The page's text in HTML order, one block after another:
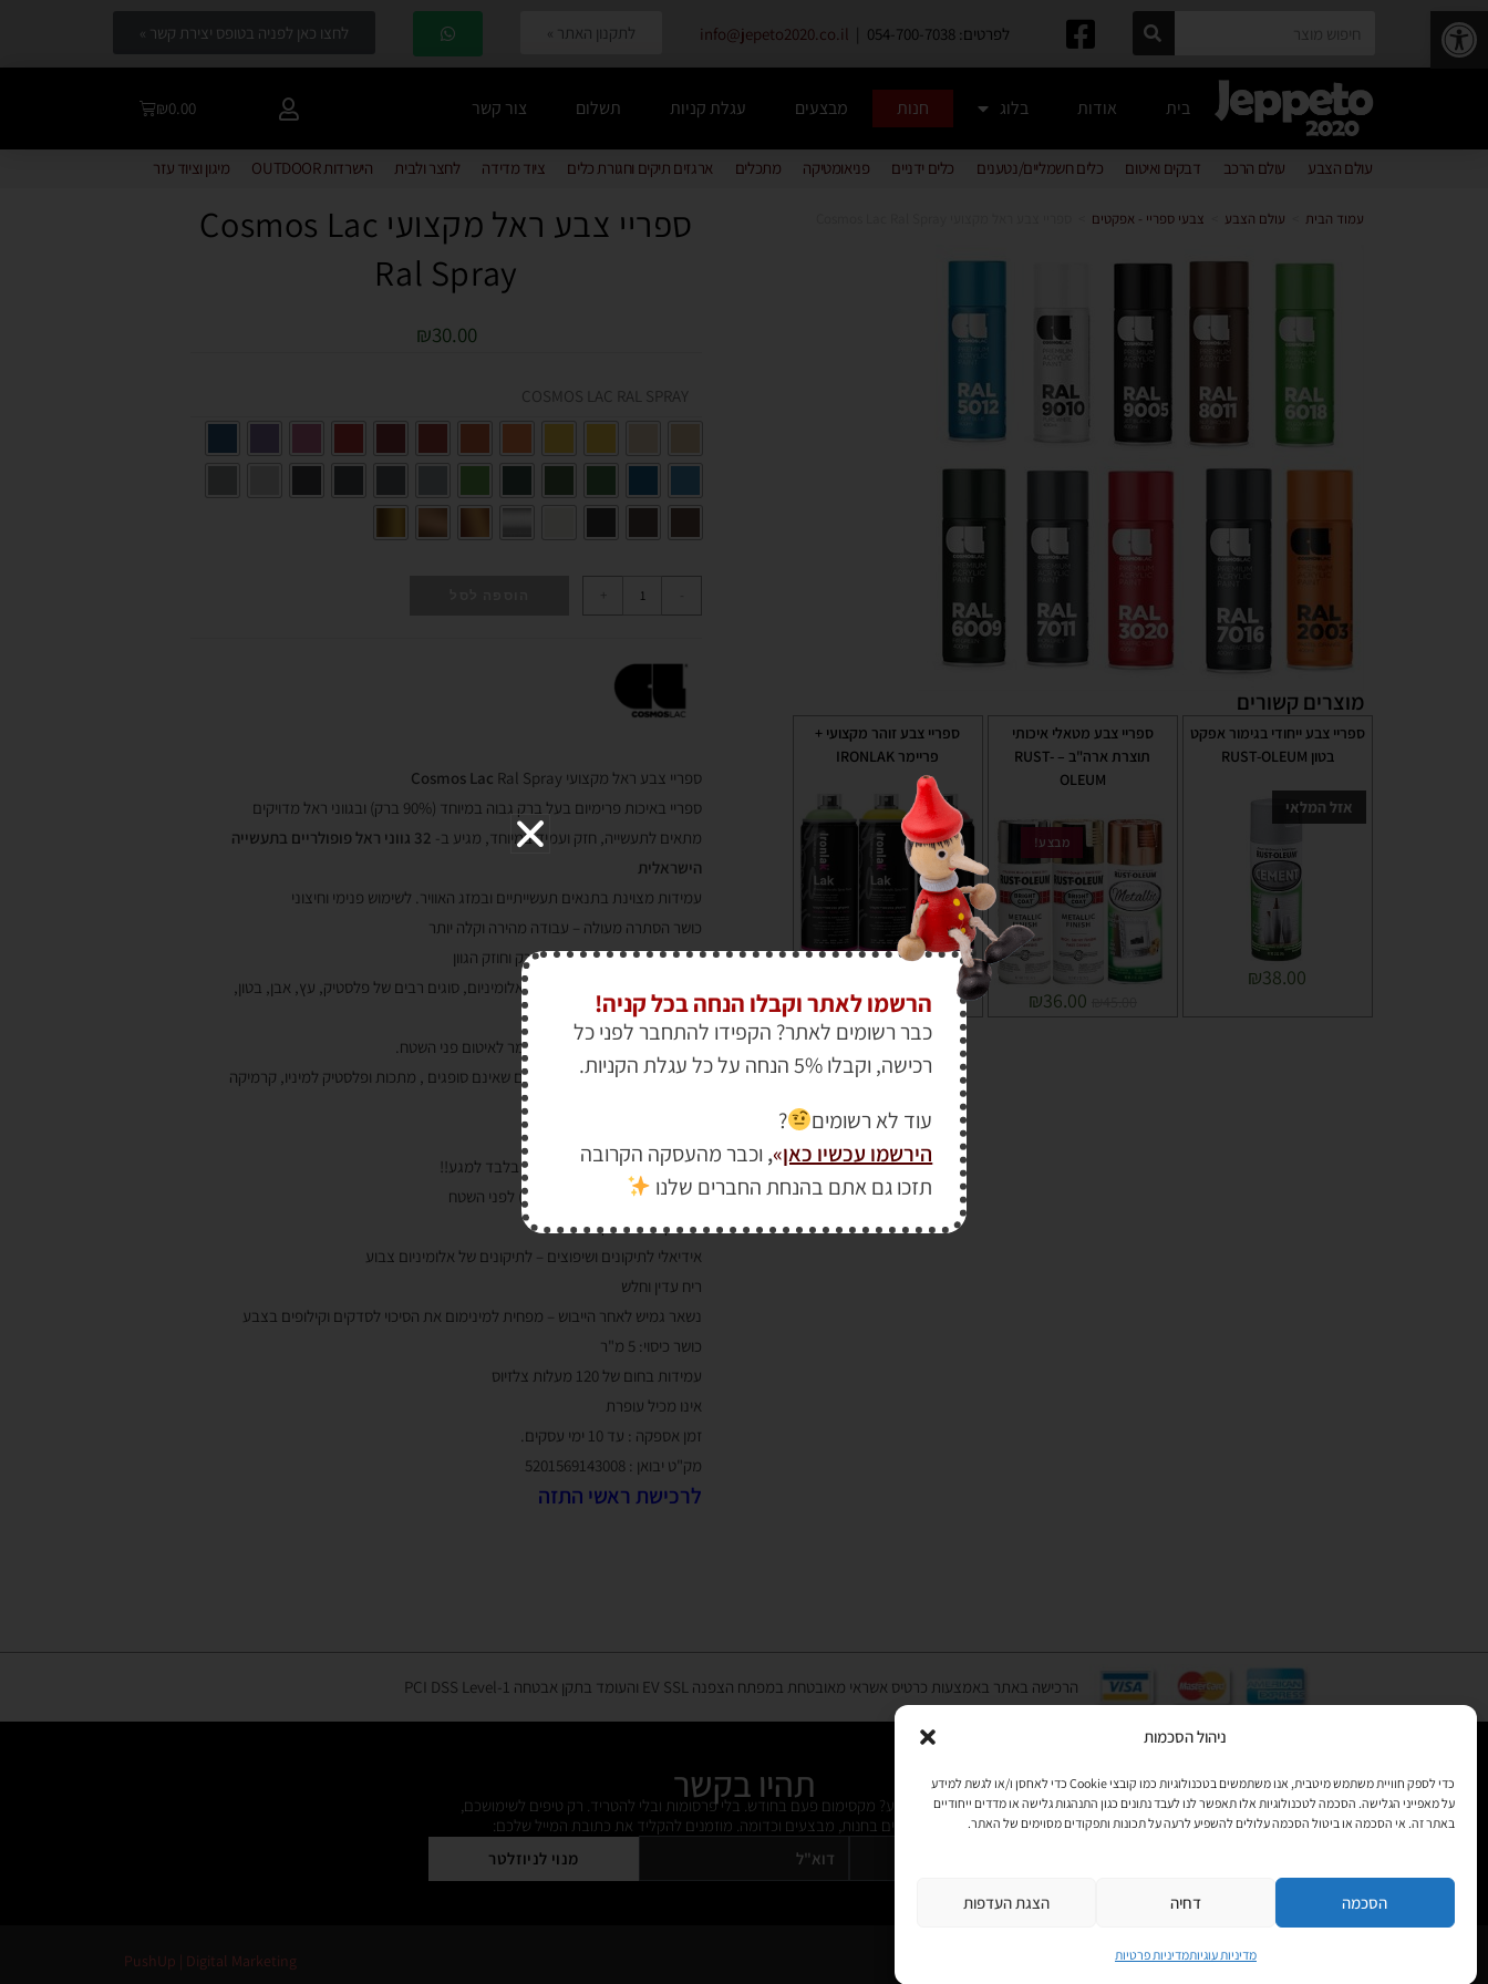
פתח סרגל נגישות
ניהול הסכמות
כדי לספק חוויית משתמש מיטבית, אנו משתמשים בטכנולוגיות כמו קובצי Cookie כדי לאחסן ו/או לגשת למידע
על מאפייני הגלישה. הסכמה לטכנולוגיות אלו תאפשר לנו לעבד נתונים כגון התנהגות גלישה או מדדים ייחודיים
באתר זה. אי הסכמה או ביטול הסכמה עלולים להשפיע לרעה על תכונות ותפקודים מסוימים של האתר.
הסכמה דחיה הצגת העדפות
מדיניות עוגיותמדיניות פרטיות
לפרטים: 054-700-7038 | info@jepeto2020.co.il לתקנון האתר » לחצו כאן לפניה בטופס יצירת קשר »
בית אודות בלוג חנות מבצעים עגלת קניות תשלום צור קשר ₪0.00
עולם הצבע עולם הרכב דבקים ואיטום כלים חשמליים/נטענים כלים ידניים פניאומטיקה מתכלים ארגזים תיקים וחגורת כלים ציוד מדידה לחצר ולבית הישרדות OUTDOOR מיגון וציוד עזר
עמוד הבית עולם הצבע צבעי ספריי - אפקטים
מוצרים קשורים
ספריי צבע ייחודי בגימור אפקט
בטון RUST-OLEUM
אזל המלאי
₪38.00
ספריי צבע מטאלי איכותי
תוצרת ארה"ב – RUST-
OLEUM
מבצע!
₪36.00
ספריי צבע זוהר מקצועי +
פריימר IRONLAK
ספריי צבע ראל מקצועי Cosmos Lac
Ral Spray
₪30.00
COSMOS LAC RAL SPRAY
+
ספריי צבע ראל מקצועי Cosmos Lac Ral Spray
ספריי באיכות פרימיום בעל ברק גבוה במיוחד (90% ברק) ובגווני ראל מדויקים
מתאים לתעשייה, חזק ועמיד במיוחד, מגיע ב-
32 גווני ראל פופולריים בתעשייה
הישראלית
עמידות מצוינת בתנאים תעשייתיים ובמזג האוויר. לשימוש פנימי וחיצוני
כושר הסתרה מעולה – עבודה מהירה וקלה יותר
שומר היטב ולאורך זמן על הברק וחוזק הגוון
מתאים לכל פני שטח: מתכות, אלומיניום, סוגים רבים של פלסטיק, עץ, אבן, בטון,
קרמיקה, זכוכית ועוד…
על פני שטח סופגים נדרש פריימר לאיטום פני השטח.
ללא צורך בפריימר (על משטחים שאינם סופגים , מתכות ופלסטיק למיניו, קרמיקה
ייבוש מהיר במיוחד. 5-10 דקות בלבד למגע!!
בעל היצמדות מצוינת (אדהזיה) לפני השטח
מעניק גימור חלק ואחיד
אידיאלי לתיקונים ושיפוצים – לתיקונים של אלומיניום צבוע
ריח עדין וחלש
נשאר גמיש לאחר הייבוש – מפחית למינימום את הסיכוי לסדקים וקילופים בצבע
כושר כיסוי: 5 מ"ר
עמידות בחום של 120 מעלות צלזיוס
אינו מכיל עופרת
זמן אספקה : עד 10 ימי עסקים.
מק"ט יבואן : 5201569143008
לרכישת ראשי התזה
הרכישה באתר באמצעות כרטיס אשראי מאובטחת במפתח הצפנה EV SSL והעומד בתקן אבטחה PCI DSS Level-1
תהיו בקשר
רוצים לקבל מידי פעם מידע? מקסימום פעם בחודש. בלי פרסומות ובלי להטריד. רק טיפים לשימושכם,
מידע על דברים חדשים בחנות, מבצעים וכדומה. מוזמנים להקליד את כתובת המייל שלכם:
מנוי לניוזלטר
Copyright © All rights Reserved
PushUp | Digital Marketing
הרשמו לאתר וקבלו הנחה בכל קניה!
כבר רשומים לאתר? הקפידו להתחבר לפני כל
רכישה, וקבלו 5% הנחה על כל עגלת הקניות.
עוד לא רשומים
?
הירשמו עכשיו כאן»
, וכבר מהעסקה הקרובה
תזכו גם אתם בהנחת החברים שלנו